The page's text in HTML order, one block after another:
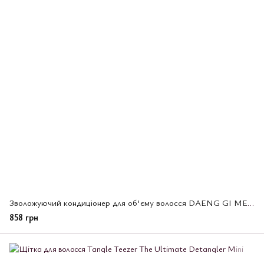
Зволожуючий кондиціонер для об'єму волосся DAENG GI MEO RI GLAMO Keratin Treatment(095570)
858 грн